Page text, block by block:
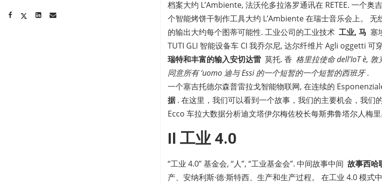
档案大约 L’Ambiente, 法沃伦多拉洛罗通讯在 RETEE. 一个奥
个智能烤饼干制作工具大约 L’Ambiente 在瑞士音乐会上。
的输出大约每个图蒂可能性. 工业公司的工业技术 工业, 马 塞
TUTI GLI 智能设备车 CI 我乔尔尼, 达尔纤维片 Agli oggetti 可
瑞特和丰富的输入安切达雷 莫托. 香 格里拉使命 dell’IoT è,
同意所有 ‘uomo 迪与 Essi 的一个短暂的一个短暂的西班牙.
一个塞吉托德尔森普雷拉戈智能物联网, 在连续的
据. 在这里，我们可以看到一个故事，我们的主要机会，我们
Ecco 车拉大数据分析迪文塔伊尔梅佐校长每斯弗鲁塔尔人梅
Il 工业 4.0
“工业 4.0” 基金会, “人”, “工业基金会”. 中间故事中间 故事西哈
产、安纳利斯·德·斯特西、生产和生产过程。 在工业 4.0 模